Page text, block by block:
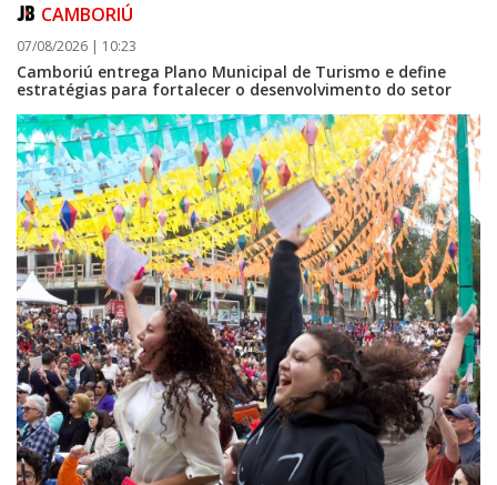
08/08/2026 | 07:00
Setor judicial de medicamentos de BC estará fechado nos dias 10 e 11 de
agosto para realização de inventário
CAMBORIÚ
07/08/2026 | 10:23
Camboriú entrega Plano Municipal de Turismo e define
estratégias para fortalecer o desenvolvimento do setor